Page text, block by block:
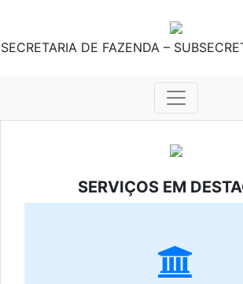
SECRETARIA DE FAZENDA –
SERVIÇOS EM